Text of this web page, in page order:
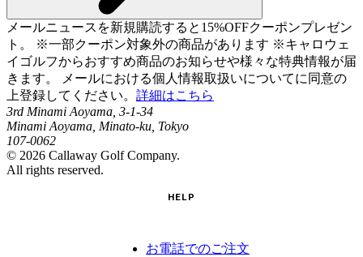
メールニュースを新規購読すると15%OFFクーポンプレゼン
ト。 ※一部クーポン対象外の商品があります ※キャロウェ
イゴルフからおすすめ商品のお知らせや様々な特典情報が届
きます。 メールにおける個人情報取扱いについてに同意の
上登録してください。 詳細はこちら
3rd Minami Aoyama, 3-1-34
Minami Aoyama, Minato-ku, Tokyo
107-0062
© 2026 Callaway Golf Company.
All rights reserved.
HELP
お電話でのご注文